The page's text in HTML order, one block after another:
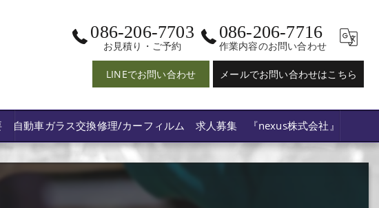
086-206-7703
お見積り・ご予約
086-206-7716
作業内容のお問い合わせ
LINEでお問い合わせ メールでお問い合わせはこちら
自動車ガラス交換修理/カーフィルム 求人募集 『nexus株式会社』